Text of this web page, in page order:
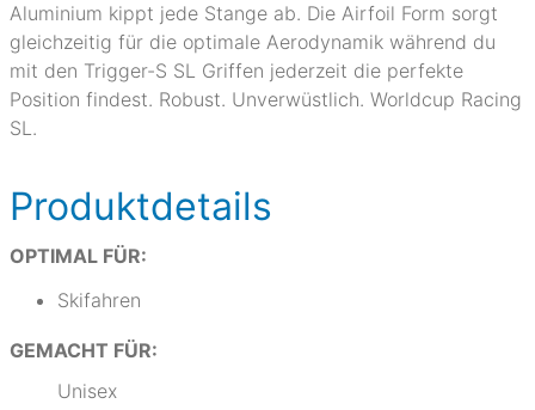
Aluminium kippt jede Stange ab. Die Airfoil Form sorgt
gleichzeitig für die optimale Aerodynamik während du
mit den Trigger-S SL Griffen jederzeit die perfekte
Position findest. Robust. Unverwüstlich. Worldcup Racing
SL.
Produktdetails
OPTIMAL FÜR:
Skifahren
GEMACHT FÜR:
Unisex